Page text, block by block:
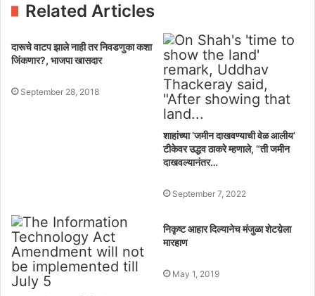
Related Articles
दारूचे वाटप झाले नाही तर निवडणुका कशा
जिंकणार?, भाजपा खासदार
September 28, 2018
शाहांच्या ‘जमीन दाखवण्याची वेळ आलीय’
टीकेवर उद्धव ठाकरे म्हणाले, “ती जमीन
दाखवल्यानंतर…
September 7, 2022
निकृष्ट आहार दिल्यानेच मंजुळा शेटय़ेला
मारहाण
May 1, 2019